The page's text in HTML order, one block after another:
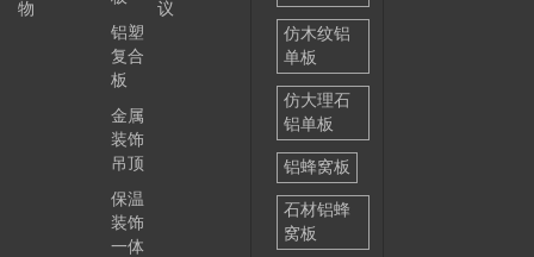
物
铝塑
复合
板
金属
装饰
吊顶
保温
装饰
一体
议
仿木纹铝
单板
仿大理石
铝单板
铝蜂窝板
石材铝蜂
窝板